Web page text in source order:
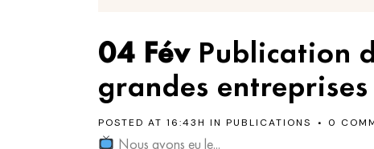
04 Fév Publication
grandes
POSTED AT 16:43H IN PUBLICATIONS 0
Nous avons eu le...